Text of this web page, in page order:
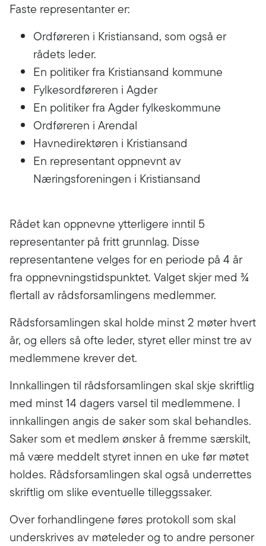
Faste representanter er:
Ordføreren i Kristiansand, som også er
rådets leder.
En politiker fra Kristiansand kommune
Fylkesordføreren i Agder
En politiker fra Agder fylkeskommune
Ordføreren i Arendal
Havnedirektøren i Kristiansand
En representant oppnevnt av
Næringsforeningen i Kristiansand
Rådet kan oppnevne ytterligere inntil 5
representanter på fritt grunnlag. Disse
representantene velges for en periode på 4 år
fra oppnevningstidspunktet. Valget skjer med ¾
flertall av rådsforsamlingens medlemmer.
Rådsforsamlingen skal holde minst 2 møter hvert
år, og ellers så ofte leder, styret eller minst tre av
medlemmene krever det.
Innkallingen til rådsforsamlingen skal skje skriftlig
med minst 14 dagers varsel til medlemmene. I
innkallingen angis de saker som skal behandles.
Saker som et medlem ønsker å fremme særskilt,
må være meddelt styret innen en uke før møtet
holdes. Rådsforsamlingen skal også underrettes
skriftlig om slike eventuelle tilleggssaker.
Over forhandlingene føres protokoll som skal
underskrives av møteleder og to andre personer